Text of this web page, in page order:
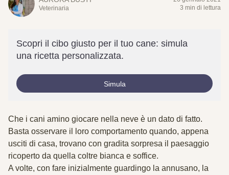
Veterinaria
3 min di lettura
Scopri il cibo giusto per il tuo cane: simula
una ricetta personalizzata.
Simula
Che i cani amino giocare nella neve è un dato di fatto.
Basta osservare il loro comportamento quando, appena
usciti di casa, trovano con gradita sorpresa il paesaggio
ricoperto da quella coltre bianca e soffice.
A volte, con fare inizialmente guardingo la annusano, la